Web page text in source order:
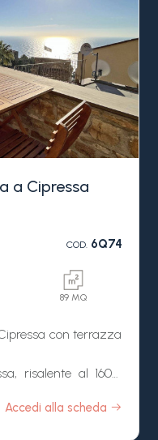
a Cipressa
COD.6Q74
89 MQ
con terrazza
risalente al 1600,
Accedi alla scheda